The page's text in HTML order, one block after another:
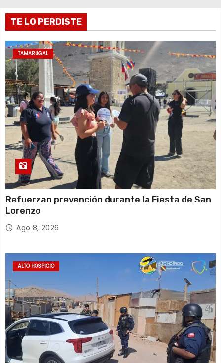
a
d
a
s
TE LO PERDISTE
TAMARUGAL
Refuerzan prevención durante la Fiesta de San
Lorenzo
Ago 8, 2026
ALTO HOSPICIO